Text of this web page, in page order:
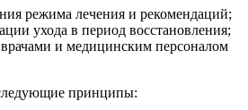
режима лечения и рекомендаций;
ухода в период восстановления;
врачами и медицинским персоналом
принципы: